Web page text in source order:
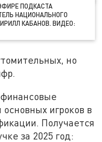
ПОДКАСТА
НАЦИОНАЛЬНОГО
КАБАНОВ. ВИДЕО:
но
игроков в
Получается
за 2025 год: